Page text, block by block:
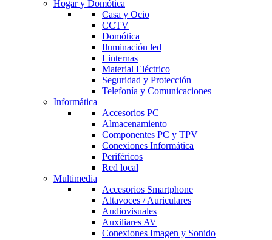
Hogar y Domótica
Casa y Ocio
CCTV
Domótica
Iluminación led
Linternas
Material Eléctrico
Seguridad y Protección
Telefonía y Comunicaciones
Informática
Accesorios PC
Almacenamiento
Componentes PC y TPV
Conexiones Informática
Periféricos
Red local
Multimedia
Accesorios Smartphone
Altavoces / Auriculares
Audiovisuales
Auxiliares AV
Conexiones Imagen y Sonido